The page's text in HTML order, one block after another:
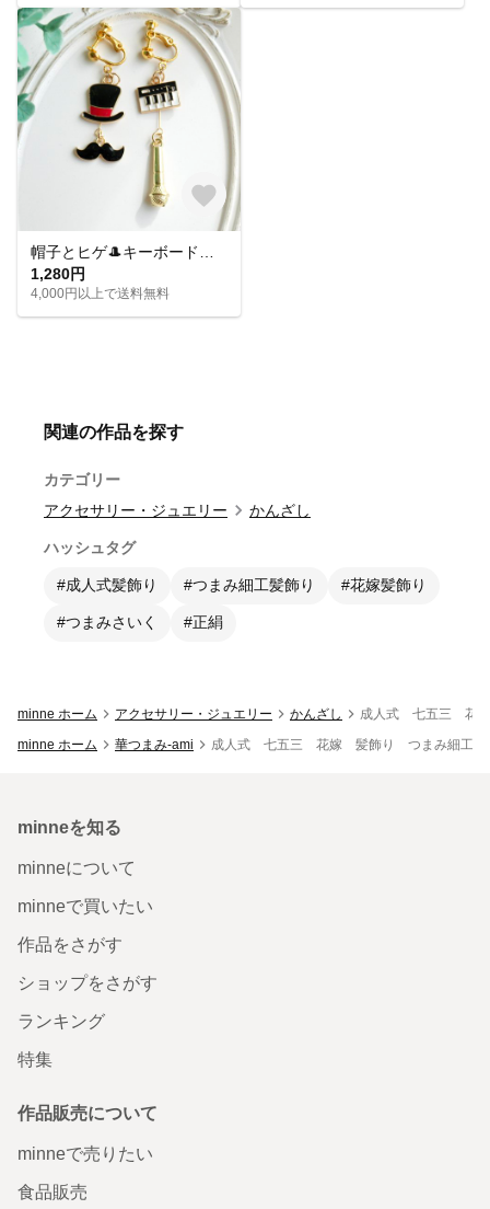
1,280円
4,000円以上で送料無料
関連の作品を探す
カテゴリー
アクセサリー・ジュエリー
かんざし
ハッシュタグ
#成人式髪飾り #つまみ細工髪飾り #花嫁髪飾り
#つまみさいく #正絹
minne ホーム アクセサリー・ジュエリー かんざし
成人式 七五三 花
minne ホーム
華つまみ-ami 成人式 七五三 花嫁 髪飾り つまみ細工
minneを知る
minneについて
minneで買いたい
作品をさがす
ショップをさがす
ランキング
特集
作品販売について
minneで売りたい
食品販売